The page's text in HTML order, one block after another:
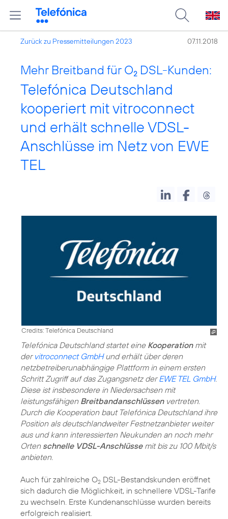
Zurück zu Pressemitteilungen 2023 07.11.2018
Mehr Breitband für O2 DSL-Kunden:
Telefónica Deutschland
kooperiert mit vitroconnect
und erhält schnelle VDSL-
Anschlüsse im Netz von EWE
TEL
Credits: Telefónica Deutschland
Telefónica Deutschland startet eine Kooperationmit
der vitroconnect GmbHund erhält über deren
netzbetreiberunabhängige Plattform in einem ersten
Schritt Zugriff auf das Zugangsnetz derEWE TEL GmbH.
Diese ist insbesondere in Niedersachsen mit
leistungsfähigen Breitbandanschlüssenvertreten.
Durch die Kooperation baut Telefónica Deutschland ihre
Position als deutschlandweiter Festnetzanbieter weiter
aus und kann interessierten Neukunden an noch mehr
Orten schnelle VDSL-Anschlüssemit bis zu 100 Mbit/s
anbieten.
Auch für zahlreiche O2 DSL-Bestandskunden eröffnet
sich dadurch die Möglichkeit, in schnellere VDSL-Tarife
zu wechseln. Erste Kundenanschlüsse wurden bereits
erfolgreich realisiert.